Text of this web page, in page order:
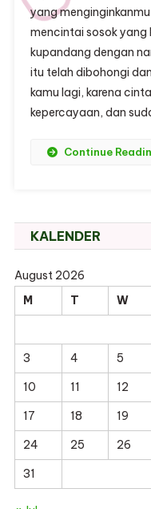
yang
mencintai sosok yang
kupandang dengan
itu telah dibohongi
kamu lagi, karena
kepercayaan, dan
Continue
KALENDER
August 2026
M
T W
3
4 5
10
11 12
17
18 19
24
25 26
31